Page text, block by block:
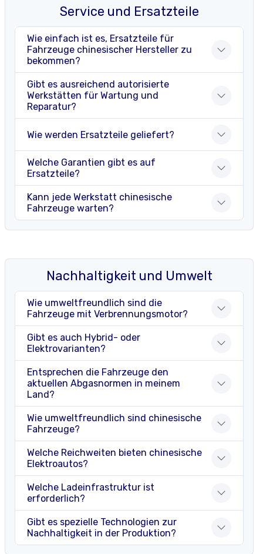
Service und Ersatzteile
Wie einfach ist es, Ersatzteile für
Fahrzeuge chinesischer Hersteller zu
bekommen?
Gibt es ausreichend autorisierte
Werkstätten für Wartung und
Reparatur?
Wie werden Ersatzteile geliefert?
Welche Garantien gibt es auf
Ersatzteile?
Kann jede Werkstatt chinesische
Fahrzeuge warten?
Nachhaltigkeit und Umwelt
Wie umweltfreundlich sind die
Fahrzeuge mit Verbrennungsmotor?
Gibt es auch Hybrid- oder
Elektrovarianten?
Entsprechen die Fahrzeuge den
aktuellen Abgasnormen in meinem
Land?
Wie umweltfreundlich sind chinesische
Fahrzeuge?
Welche Reichweiten bieten chinesische
Elektroautos?
Welche Ladeinfrastruktur ist
erforderlich?
Gibt es spezielle Technologien zur
Nachhaltigkeit in der Produktion?